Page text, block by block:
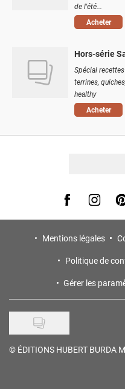
de l'été...
Acheter
Hors-série
Spécial
terrines,
healthy
Acheter
Visit us onVisit us on
Mentions légales
Politique de
Gérer les
© ÉDITIONS HUBERT BURDA